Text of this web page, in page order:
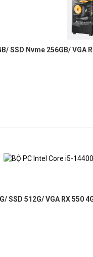
SSD Nvme 256GB/ VGA
SSD 512G/ VGA RX 550